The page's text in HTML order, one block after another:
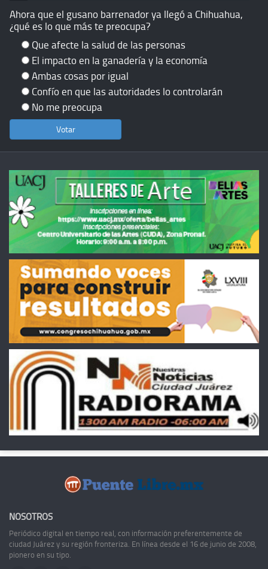
Ahora que el gusano barrenador ya llegó a Chihuahua,
¿qué es lo que más te preocupa?
Que afecte la salud de las personas
El impacto en la ganadería y la economía
Ambas cosas por igual
Confío en que las autoridades lo controlarán
No me preocupa
NOSOTROS
Periódico digital en tiempo real, con información preferentemente de
ciudad Juárez y su región fronteriza. En línea desde el 16 de junio de 2008,
pionero en su tipo.